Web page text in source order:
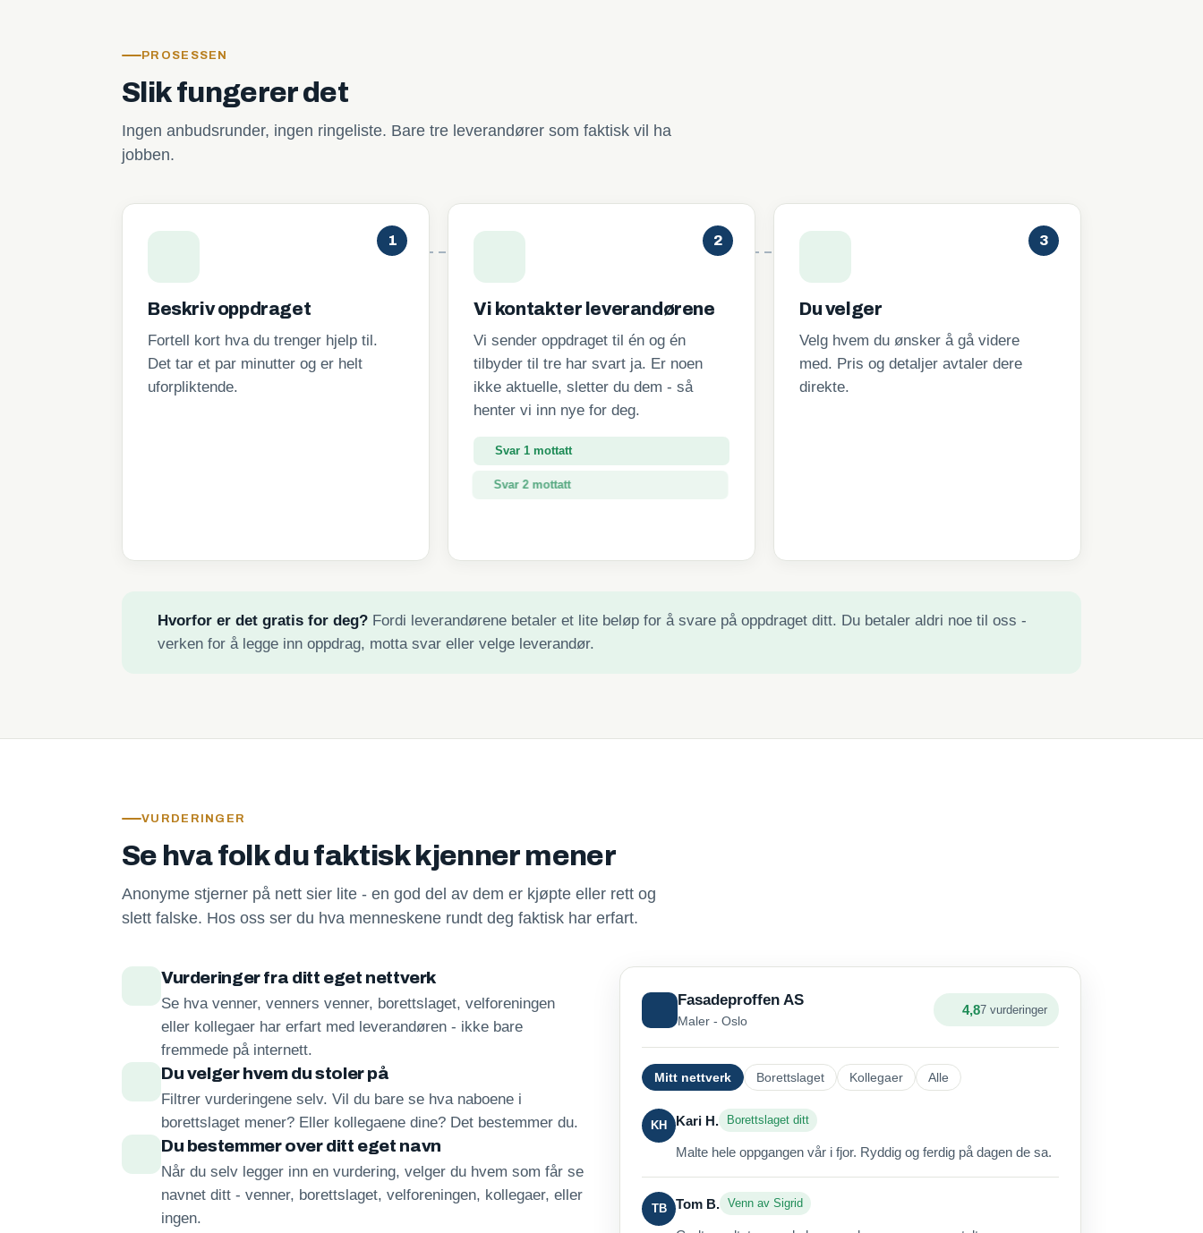
PROSESSEN
Slik fungerer det
Ingen anbudsrunder, ingen ringeliste. Bare tre leverandører som faktisk vil ha
jobben.
1
Beskriv oppdraget
Fortell kort hva du trenger hjelp til.
Det tar et par minutter og er helt
uforpliktende.
2
Vi kontakter leverandørene
Vi sender oppdraget til én og én
tilbyder til tre har svart ja. Er noen
ikke aktuelle, sletter du dem - så
henter vi inn nye for deg.
Svar 1 mottatt
Svar 2 mottatt
3
Du velger
Velg hvem du ønsker å gå videre
med. Pris og detaljer avtaler dere
direkte.
Hvorfor er det gratis for deg? Fordi leverandørene betaler et lite beløp for å svare på oppdraget ditt. Du betaler aldri noe til oss -
verken for å legge inn oppdrag, motta svar eller velge leverandør.
VURDERINGER
Se hva folk du faktisk kjenner mener
Anonyme stjerner på nett sier lite - en god del av dem er kjøpte eller rett og
slett falske. Hos oss ser du hva menneskene rundt deg faktisk har erfart.
Vurderinger fra ditt eget nettverk
Se hva venner, venners venner, borettslaget, velforeningen
eller kollegaer har erfart med leverandøren - ikke bare
fremmede på internett.
Du velger hvem du stoler på
Filtrer vurderingene selv. Vil du bare se hva naboene i
borettslaget mener? Eller kollegaene dine? Det bestemmer du.
Du bestemmer over ditt eget navn
Når du selv legger inn en vurdering, velger du hvem som får se
navnet ditt - venner, borettslaget, velforeningen, kollegaer, eller
ingen.
Fasadeproffen AS
Maler - Oslo
4,87 vurderinger
Mitt nettverk Borettslaget Kollegaer Alle
KH Kari H. Borettslaget ditt
Malte hele oppgangen vår i fjor. Ryddig og ferdig på dagen de sa.
TB Tom B. Venn av Sigrid